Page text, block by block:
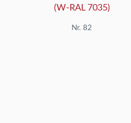
(W-RAL 7035)
Nr. 82